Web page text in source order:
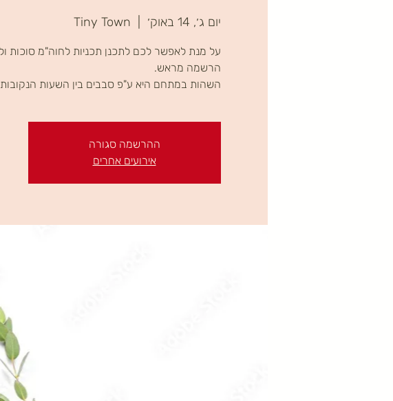
יום ג׳, 14 באוק׳ Tiny Town
על מנת לאפשר לכם לתכנן תכניות לחוה"מ סוכות
השהות במתחם היא ע"פ סבבים בין השעות
ההרשמה סגורה
אירועים אחרים